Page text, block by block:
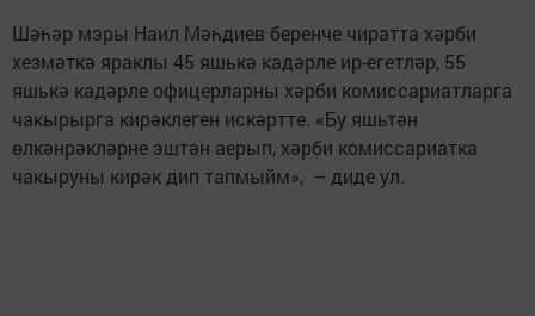
Шәһәр мэры Наил Мәһдиев беренче чиратта хәрби
хезмәткә яраклы 45 яшькә кадәрле ир-егетләр, 55
яшькә кадәрле офицерларны хәрби комиссариатларга
чакырырга кирәклеген искәртте. «Бу яшьтән
өлкәнрәкләрне эштән аерып, хәрби комиссариатка
чакыруны кирәк дип тапмыйм», – диде ул.